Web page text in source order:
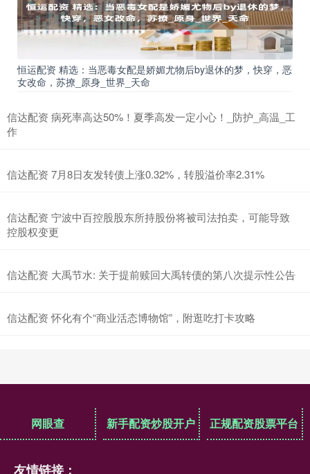
恒运配资 精选：当恶毒女配是娇媚尤物后by退休的梦，快穿，恶
女改命，苏撩_原身_世界_天命
信达配资 病死率高达50%！夏季高发一定小心！_防护_高温_工
作
信达配资 7月8日友发转债上涨0.32%，转股溢价率2.31%
信达配资 宁波中百控股股东所持股份将被司法拍卖，可能导致
控股权变更
信达配资 大禹节水: 关于提前赎回大禹转债的第八次提示性公告
信达配资 怀化有个“商业活态博物馆”，附逛吃打卡攻略
网眼查 新手配资炒股开户 正规配资股票平台
友情链接：